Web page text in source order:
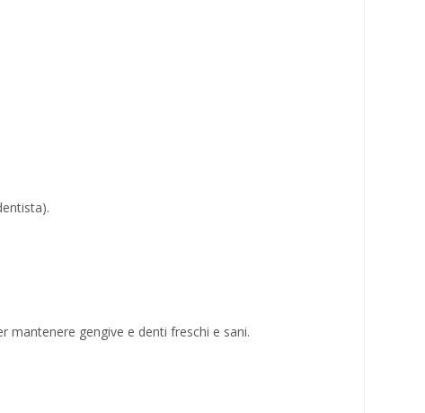
mantenere gengive e denti freschi e sani.